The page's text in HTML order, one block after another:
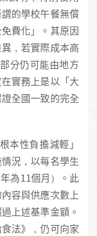
的學校午餐無償
費化」。其原因
，若實際成本高
分仍可能由地方
實務上是以「大
全國一致的完全
本性負擔減輕」
況，以每名學生
為11個月）。此
容與供應次數上
上述基準金額。
法》，仍可向家